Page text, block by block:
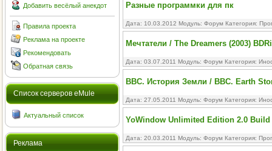
Добавить весёлый анекдот
Правила проекта
Реклама на проекте
Рекомендовать
Обратная связь
Cписок серверов eMule
Актуальный список
Реклама
Разные программки для пк
Дата: 10.03.2012 Модуль: Форум Категория:
Мечтатели / The Dreamers (2003)
Дата: 03.07.2011 Модуль: Форум Категория:
BBC. История Земли / BBC. Earth
Дата: 27.05.2011 Модуль: Форум Категория:
YoWindow Unlimited Edition 2.0 Build
Дата: 20.03.2011 Модуль: Форум Категория: